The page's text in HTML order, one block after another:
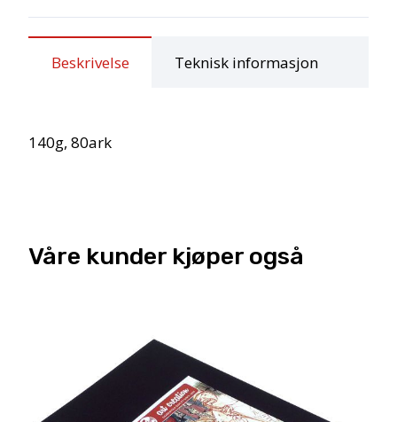
antallBeskrivelse Teknisk informasjon
140g, 80ark
Våre kunder kjøper også